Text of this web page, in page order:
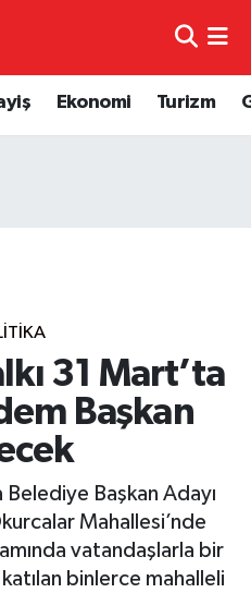
Ekonomi Turizm
31 Mart’ta
Başkan
Başkan Adayı
Mahallesi’nde
vatandaşlarla bir
binlerce mahalleli
Policy